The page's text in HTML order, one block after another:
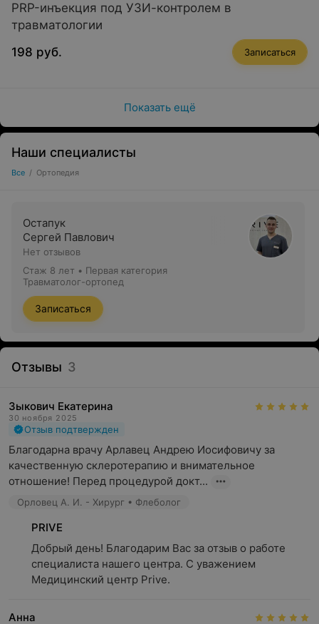
PRP-инъекция под УЗИ-контролем в
травматологии
198 руб.
Записаться
Показать ещё
Наши специалисты
Все / Ортопедия
Остапук
Сергей Павлович
Нет отзывов
Стаж 8 лет • Первая категория
Травматолог-ортопед
Записаться
Отзывы 3
Зыкович Екатерина
30 ноября 2025
Отзыв подтвержден
Благодарна врачу Арлавец Андрею Иосифовичу за
качественную склеротерапию и внимательное
отношение! Перед процедурой докт...
Орловец А. И. - Хирург • Флеболог
PRIVE
Добрый день! Благодарим Вас за отзыв о работе
специалиста нашего центра. С уважением
Медицинский центр Prive.
Анна